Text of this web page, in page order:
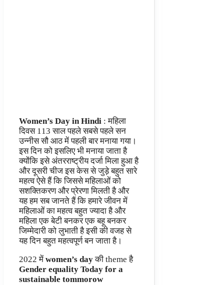
Women’s Day in Hindi : महिला
दिवस 113 साल पहले सबसे पहले सन
उन्नीस सौ आठ में पहली बार मनाया गया।
इस दिन को इसलिए भी मनाया जाता है
क्योंकि इसे अंतरराष्ट्रीय दर्जा मिला हुआ है
और दूसरी चीज इस केस से जुड़े बहुत सारे
महत्व ऐसे हैं कि जिससे महिलाओं को
सशक्तिकरण और प्रेरणा मिलती है और
यह हम सब जानते हैं कि हमारे जीवन में
महिलाओं का महत्व बहुत ज्यादा है और
महिला एक बेटी बनकर एक बहू बनकर
जिम्मेदारी को लुभाती है इसी की वजह से
यह दिन बहुत महत्वपूर्ण बन जाता है।
2022 में women’s dayकी theme है
Gender equality Today for a
sustainable tommorow